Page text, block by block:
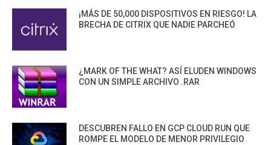
¡MÁS DE 50,000 DISPOSITIVOS EN RIESGO! LA
BRECHA DE CITRIX QUE NADIE PARCHEÓ
¿MARK OF THE WHAT? ASÍ ELUDEN WINDOWS
CON UN SIMPLE ARCHIVO .RAR
DESCUBREN FALLO EN GCP CLOUD RUN QUE
ROMPE EL MODELO DE MENOR PRIVILEGIO